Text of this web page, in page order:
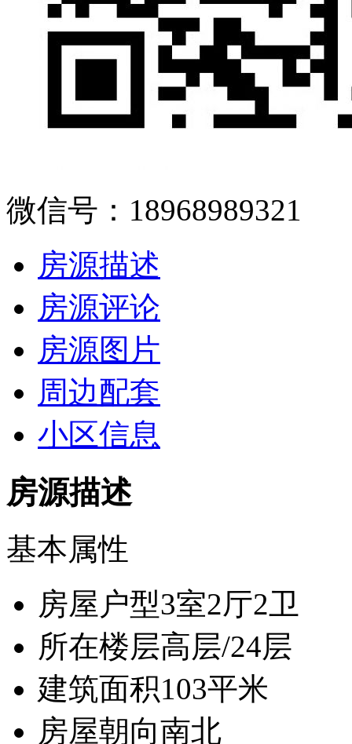
微信号：18968989321
房源描述
房源评论
房源图片
周边配套
小区信息
房源描述
基本属性
房屋户型3室2厅2卫
所在楼层高层/24层
建筑面积103平米
房屋朝向南北